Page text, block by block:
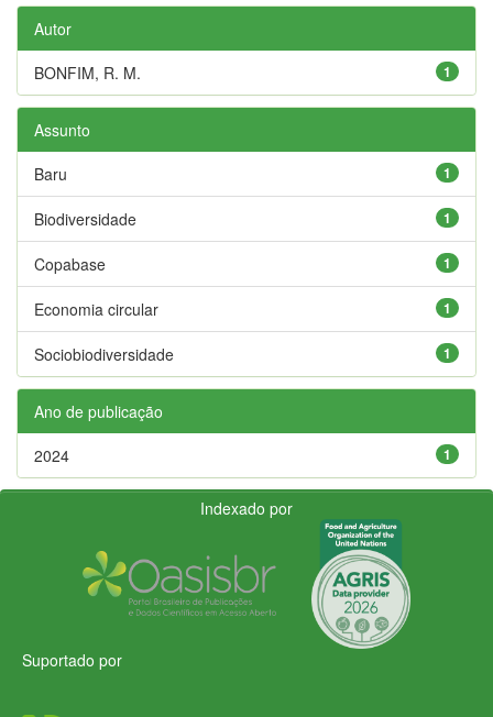
Autor
1
BONFIM, R. M.
Assunto
1
Baru
1
Biodiversidade
1
Copabase
1
Economia circular
1
Sociobiodiversidade
Ano de publicação
1
2024
Indexado por
Suportado por